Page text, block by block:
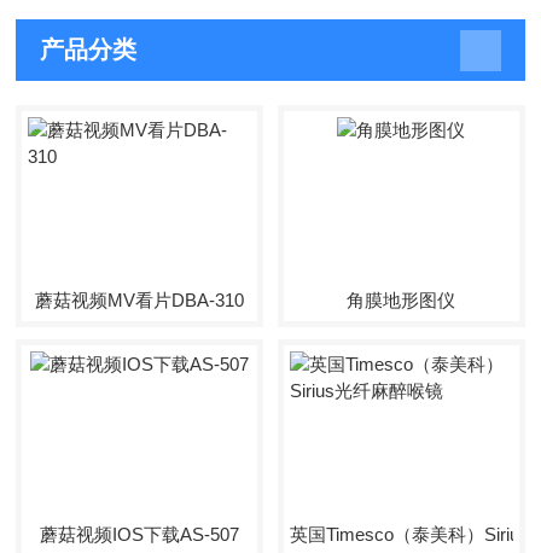
产品分类
蘑菇视频MV看片DBA-310 角膜地形图仪
蘑菇视频IOS下载AS-507 英国Timesco（泰美科）Sirius